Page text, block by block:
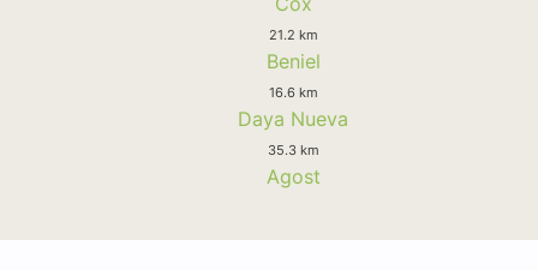
21.2 km
Beniel
16.6 km
Daya Nueva
35.3 km
Agost